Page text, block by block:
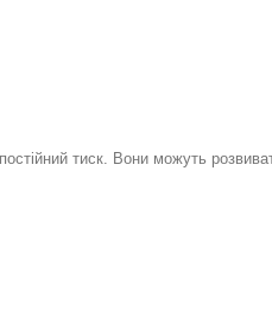
тиск. Вони можуть